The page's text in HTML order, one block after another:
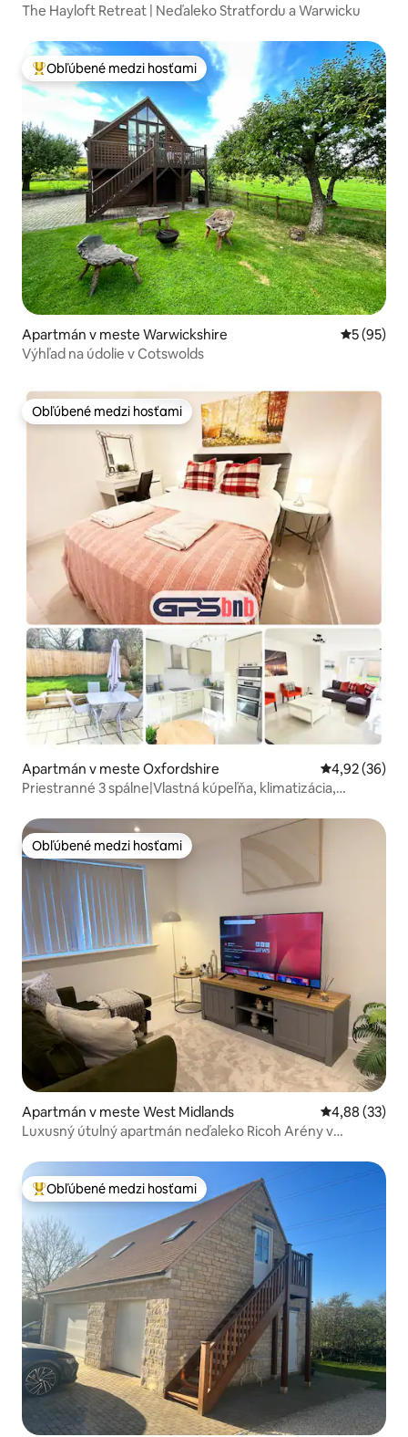
The Hayloft Retreat | Neďaleko Stratfordu a Warwicku
Najobľúbenejšie medzi hosťami
Obľúbené medzi hosťami
Apartmán v meste Warwickshire
5 (95)
Výhľad na údolie v Cotswolds
Obľúbené medzi hosťami
Obľúbené medzi hosťami
Apartmán v meste Oxfordshire Priemerné
4,92 (36)
Priestranné 3 spálne|Vlastná kúpeľňa, klimatizácia,
Obľúbené medzi hosťami
Obľúbené medzi hosťami
Apartmán v meste West Midlands Priemerné
4,88 (33)
Luxusný útulný apartmán neďaleko Ricoh Arény v
Najobľúbenejšie medzi hosťami
Obľúbené medzi hosťami